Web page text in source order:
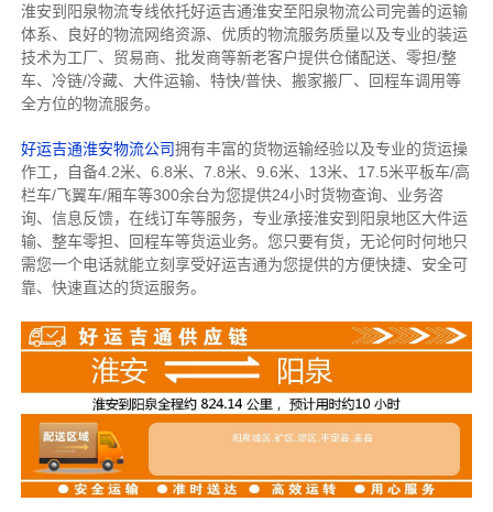
淮安到阳泉物流专线依托好运吉通淮安至阳泉物流公司完善的运输
体系、良好的物流网络资源、优质的物流服务质量以及专业的装运
技术为工厂、贸易商、批发商等新老客户提供仓储配送、零担/整
车、冷链/冷藏、大件运输、特快/普快、搬家搬厂、回程车调用等
全方位的物流服务。
好运吉通淮安物流公司拥有丰富的货物运输经验以及专业的货运操
作工，自备4.2米、6.8米、7.8米、9.6米、13米、17.5米平板车/高
栏车/飞翼车/厢车等300余台为您提供24小时货物查询、业务咨
询、信息反馈，在线订车等服务， 专业承接淮安到阳泉地区大件运
输、整车零担、回程车等货运业务。 您只要有货，无论何时何地只
需您一个电话就能立刻享受好运吉通为您提供的方便快捷、安全可
靠、快速直达的货运服务。